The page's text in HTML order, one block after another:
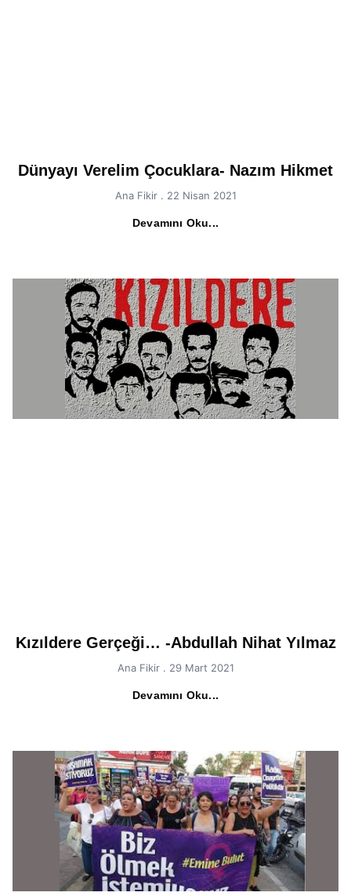
Dünyayı Verelim Çocuklara- Nazım Hikmet
Ana Fikir 22 Nisan 2021
Devamını Oku...
Kızıldere Gerçeği… -Abdullah Nihat Yılmaz
Ana Fikir 29 Mart 2021
Devamını Oku...